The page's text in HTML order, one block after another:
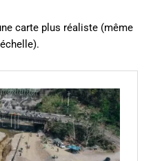
carte plus réaliste (même